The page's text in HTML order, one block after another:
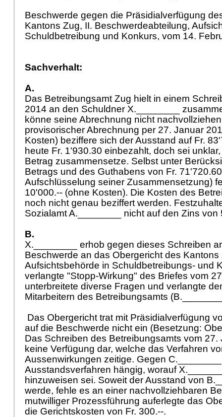
Beschwerde gegen die Präsidialverfügung
Kantons Zug, II. Beschwerdeabteilung,
Schuldbetreibung und Konkurs, vom 14.
Sachverhalt:
A.
Das Betreibungsamt Zug hielt in einem
2014 an den Schuldner X.________
könne seine Abrechnung nicht
provisorischer Abrechnung per 27. Januar
Kosten) beziffere sich der Ausstand auf Fr.
heute Fr. 1'930.30 einbezahlt, doch sei
Betrag zusammensetze. Selbst unter
Betrags und des Guthabens von Fr.
Aufschlüsselung seiner Zusammensetzung)
10'000.-- (ohne Kosten). Die Kosten des
noch nicht genau beziffert werden.
Sozialamt A.________ nicht auf den Zins
B.
X.________ erhob gegen dieses Schreiben
Beschwerde an das Obergericht des Kantons
Aufsichtsbehörde in Schuldbetreibungs- und
verlangte "Stopp-Wirkung" des Briefes vom
unterbreitete diverse Fragen und verlangte
Mitarbeitern des Betreibungsamts
Das Obergericht trat mit Präsidialverfügung
auf die Beschwerde nicht ein (Besetzung:
Das Schreiben des Betreibungsamts vom 27.
keine Verfügung dar, welche das Verfahren
Aussenwirkungen zeitige. Gegen
Ausstandsverfahren hängig, worauf
hinzuweisen sei. Soweit der Ausstand von
werde, fehle es an einer nachvollziehbaren
mutwilliger Prozessführung auferlegte das
die Gerichtskosten von Fr. 300.--.